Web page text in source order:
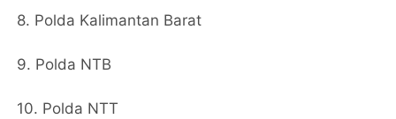
8. Polda Kalimantan Barat
9. Polda NTB
10. Polda NTT